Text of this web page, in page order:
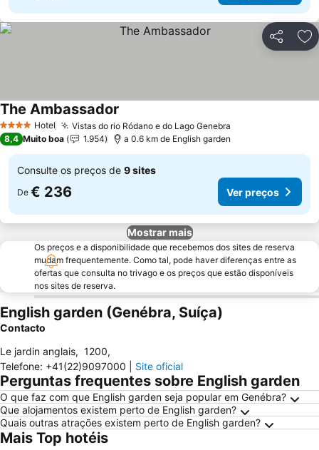
Partilhar
4 EstrelasHotel Vistas do rio Ródano e do Lago Genebra
The Ambassador
8,4 Muito boa 1.954 a 0.6 km de English garden
Consulte os preços de 9 sites
De € 236 Ver preços
Mostrar mais
Os preços e a disponibilidade que recebemos dos sites de reserva
mudam frequentemente. Como tal, pode haver diferenças entre as
ofertas que consulta no trivago e os preços que estão disponíveis
nos sites de reserva.
English garden (Genébra, Suíça)
Contacto
Le jardin anglais, 1200,
Telefone: +41(22)9097000 Site oficial
Perguntas frequentes sobre English garden
O que faz com que English garden seja popular em Genébra?
Que alojamentos existem perto de English garden?
Quais outras atrações existem perto de English garden?
Mais Top hotéis